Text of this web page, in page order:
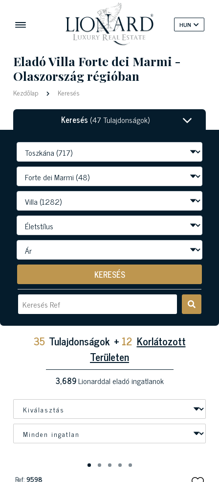
HUN
Eladó Villa Forte dei Marmi -
Olaszország régióban
Kezdőlap Keresés
Keresés (47 Tulajdonságok)
KERESÉS
35 Tulajdonságok + 12 Korlátozott
Területen
3,689Lionarddal eladó ingatlanok
Ref:9598